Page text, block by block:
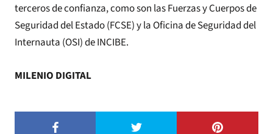
terceros de confianza, como son las Fuerzas y Cuerpos de
Seguridad del Estado (FCSE) y la Oficina de Seguridad del
Internauta (OSI) de INCIBE.
MILENIO DIGITAL